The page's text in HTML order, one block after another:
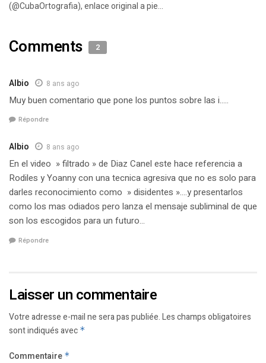
(@CubaOrtografia), enlace original a pie...
Comments 2
Albio 8 ans ago
Muy buen comentario que pone los puntos sobre las i…..
Répondre
Albio 8 ans ago
En el video » filtrado » de Diaz Canel este hace referencia a
Rodiles y Yoanny con una tecnica agresiva que no es solo para
darles reconocimiento como » disidentes »….y presentarlos
como los mas odiados pero lanza el mensaje subliminal de que
son los escogidos para un futuro…
Répondre
Laisser un commentaire
Votre adresse e-mail ne sera pas publiée.Les champs obligatoires
sont indiqués avec *
Commentaire *